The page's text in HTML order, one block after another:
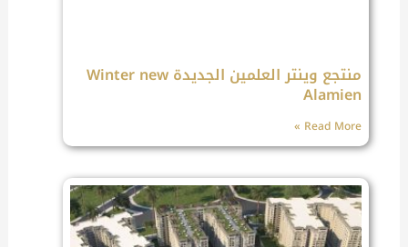
منتجع وينتر العلمين الجديدة Winter new
Alamien
Read More »